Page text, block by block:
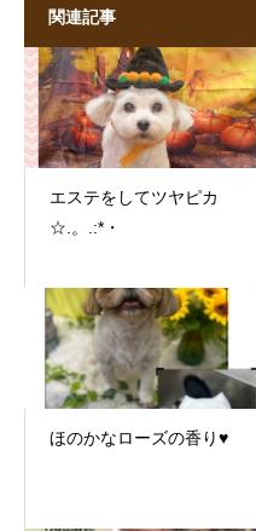
関連記事
エステをしてツヤピカ
☆.。.:*・
ほのかなローズの香り♥